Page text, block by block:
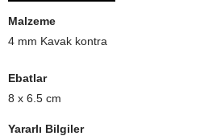
Malzeme
4 mm Kavak kontra
Ebatlar
8 x 6.5 cm
Yararlı Bilgiler